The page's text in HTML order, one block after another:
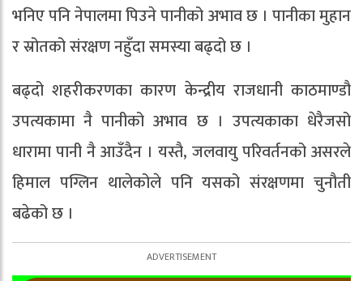
भनिए पनि नेपालमा पिउने पानीको अभाव छ । पानीका मुहान
र स्रोतको संरक्षण नहुँदा समस्या बढ्दो छ ।
बढ्दो शहरीकरणका कारण केन्द्रीय राजधानी काठमाण्डौ
उपत्यकामा नै पानीको अभाव छ । उपत्यकाका धेरैजसो
धारामा पानी नै आउँदैन । यस्तै, जलवायु परिवर्तनको असरले
हिमाल पग्लिन थालेकोले पनि यसको संरक्षणमा चुनौती
बढेको छ ।